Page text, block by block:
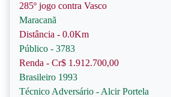
285º jogo contra Vasco
Maracanã
Distância - 0.0Km
Público - 3783
Renda - Cr$ 1.912.700,00
Brasileiro 1993
Técnico Adversário - Alcir Portela